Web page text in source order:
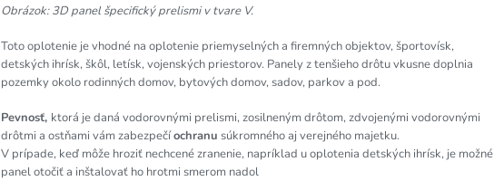
Obrázok: 3D panel špecifický prelismi v tvare V.
Toto oplotenie je vhodné na oplotenie priemyselných a firemných objektov, športovísk,
detských ihrísk, škôl, letísk, vojenských priestorov. Panely z tenšieho drôtu vkusne doplnia
pozemky okolo rodinných domov, bytových domov, sadov, parkov a pod.
Pevnosť, ktorá je daná vodorovnými prelismi, zosilneným drôtom, zdvojenými vodorovnými
drôtmi a ostňami vám zabezpečíochranu súkromného aj verejného majetku.
V prípade, keď môže hroziť nechcené zranenie, napríklad u oplotenia detských ihrísk, je možné
panel otočiť a inštalovať ho hrotmi smerom nadol